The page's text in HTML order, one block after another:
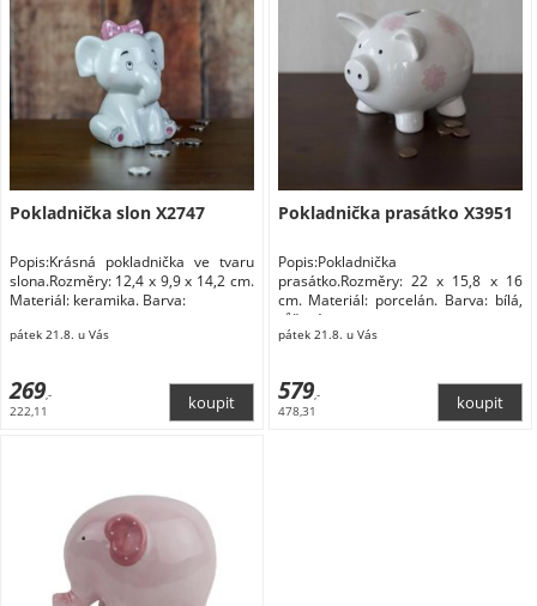
Pokladnička slon X2747
Popis:Krásná pokladnička ve tvaru
slona.Rozměry: 12,4 x 9,9 x 14,2 cm.
Materiál: keramika. Barva:
pátek 21.8. u Vás
269,-
222,11
Pokladnička prasátko X3951
Popis:Pokladnička
prasátko.Rozměry: 22 x 15,8 x 16
cm. Materiál: porcelán. Barva: bílá,
růžová.
pátek 21.8. u Vás
579,-
478,31